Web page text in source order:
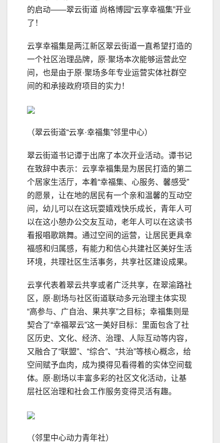
的启动——翠云街道 尚格博园“云享幸福集”开业
了！
云享幸福集是两江新区翠云街道一直希望打造的
一个社区治理品牌，原·聚场本次能够运营此空
间，也是由于原·聚场多年专业运营实体社群空
间的和承接政府项目的实力！
（翠云街道“云享·幸福集”邻里中心）
翠云街道书记谭于出席了本次开业活动。谭书记
在致辞中表示：云享幸福集是为居民打造的第二
个居家生活厅，本着“幸福集、心服务、馨感受”
的愿景，让在地的居民有一个亲和温馨的互动空
间，幼儿可以在这玩耍嬉戏快乐成长，青年人可
以在这小憩办公交友互动，老年人可以在这读书
看报唱歌跳舞。通过空间的运营，让居民更具幸
福感和归属感，有能力和信心共建社区美好生活
环境，共理社区生活事务，共享社区建设成果。
云享代表着翠云共享或者广泛共享，在翠渝路社
区，原·剧场与社区街道联动多元治理主体实现
“高参与、广自治、果共享”之目标；幸福集则是
契合了“幸福翠云”这一美好目标：里面包含了社
区历史、文化、经济、治理、人际互动等内容，
又融合了“联盟”、“综合”、“共治”等核心概念，给
空间赋予血肉，成为摸得见看得着的实体空间载
体。原·剧场以丰富多彩的社区文化活动，让基
层社区治理和社会工作服务变得灵活有趣。
（邻里中心动力青年社）